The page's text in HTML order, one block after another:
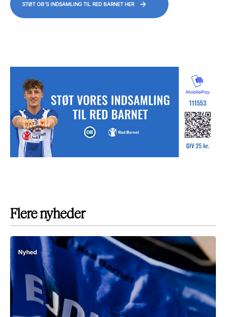
STØT OB'S INDSAMLING TIL RED BARNET HER
Flere nyheder
Nyhed